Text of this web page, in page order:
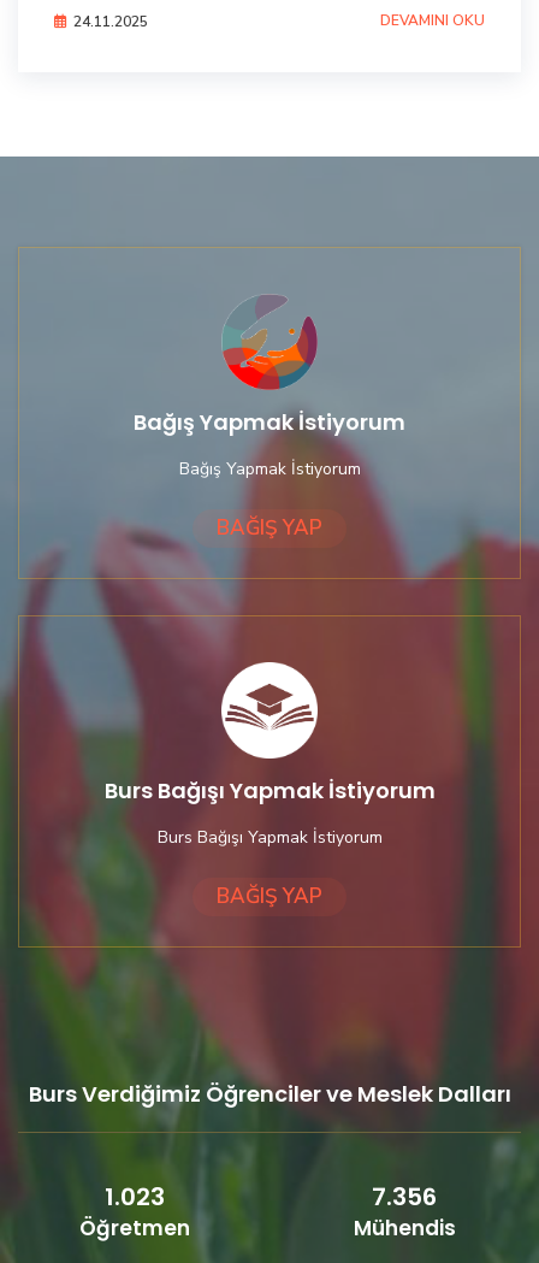
24.11.2025 DEVAMINI OKU
Bağış Yapmak İstiyorum
Bağış Yapmak İstiyorum
BAĞIŞ YAP
Burs Bağışı Yapmak İstiyorum
Burs Bağışı Yapmak İstiyorum
BAĞIŞ YAP
Burs Verdiğimiz Öğrenciler ve Meslek Dalları
1.023
Öğretmen
7.356
Mühendis